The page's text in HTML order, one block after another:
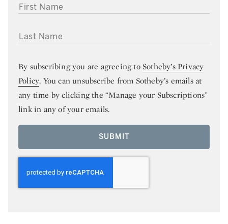
FIRST NAME
LAST NAME
By subscribing you are agreeing toSotheby’s Privacy
Policy. You can unsubscribe from Sotheby’s emails at
any time by clicking the “Manage your Subscriptions”
link in any of your emails.
SUBMIT